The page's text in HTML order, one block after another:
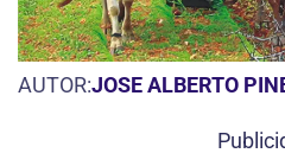
AUTOR:JOSE ALBERTO